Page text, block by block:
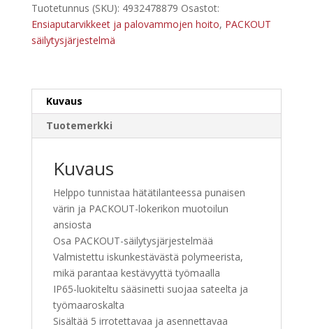
Tuotetunnus (SKU): 4932478879 Osastot:
Ensiaputarvikkeet ja palovammojen hoito, PACKOUT
säilytysjärjestelmä
Kuvaus
Tuotemerkki
Kuvaus
Helppo tunnistaa hätätilanteessa punaisen
värin ja PACKOUT-lokerikon muotoilun
ansiosta
Osa PACKOUT-säilytysjärjestelmää
Valmistettu iskunkestävästä polymeerista,
mikä parantaa kestävyyttä työmaalla
IP65-luokiteltu sääsinetti suojaa sateelta ja
työmaaroskalta
Sisältää 5 irrotettavaa ja asennettavaa